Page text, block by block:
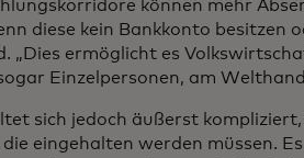
können mehr
diese kein Bankkonto besitzen
„Dies ermöglicht es
Einzelpersonen, am
sich jedoch äußerst kompliziert,
eingehalten werden müssen.